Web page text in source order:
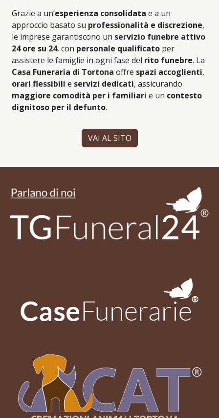
Grazie a un’esperienza consolidata e a un
approccio basato su professionalità e discrezione,
le imprese garantiscono un servizio funebre attivo
24 ore su 24, con personale qualificato per
assistere le famiglie in ogni fase del rito funebre. La
Casa Funeraria di Tortona offre spazi accoglienti,
orari flessibili e servizi dedicati, assicurando
maggiore comodità per i familiari e un contesto
dignitoso per il defunto.
VAI AL SITO